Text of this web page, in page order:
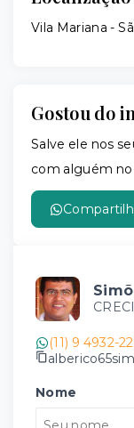
Vila Mariana -
Gostou do
Salve ele nos
com alguém
(11) 9 4932-
Nome